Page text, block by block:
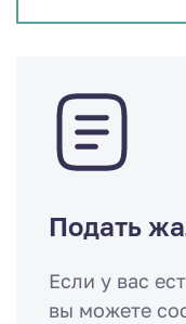
Подать
Если у вас
вы можете